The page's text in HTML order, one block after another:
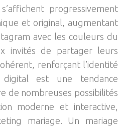
progressivement
et original, augmentant
avec les couleurs du
invités de partager leurs
renforçant l’identité
est une tendance
de nombreuses possibilités
moderne et interactive,
mariage. Un mariage